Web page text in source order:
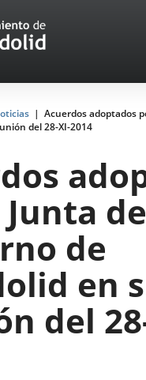
Acuerdos adoptados
del 28-XI-2014
de
de
en
del